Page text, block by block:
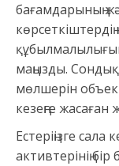
бағамдарының
маңызды.
мөлшерін
кезеңге жасаған
Естеріңізге
активтерінің